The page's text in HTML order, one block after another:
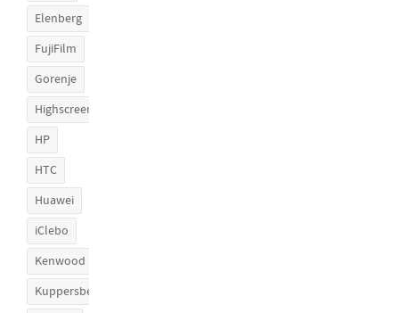
Elenberg
FujiFilm
Gorenje
Highscreen
HP
HTC
Huawei
iClebo
Kenwood
Kuppersberg